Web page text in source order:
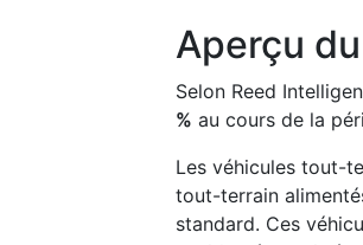
Aperçu
Selon Reed
% au cours de la
Les véhicules tout-
tout-terrain
standard. Ces